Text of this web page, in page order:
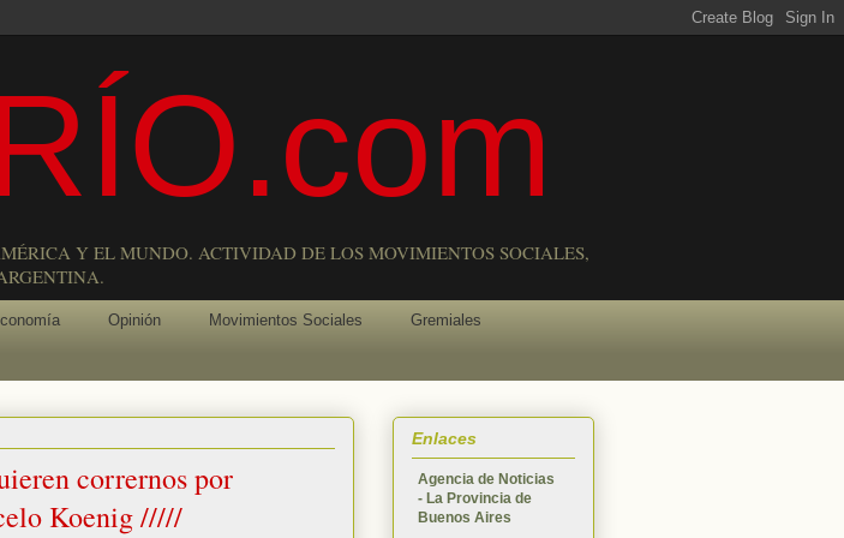
Y EL MUNDO. ACTIVIDAD DE LOS MOVIMIENTOS SOCIALES,
Opinión Movimientos Sociales Gremiales
corrernos por
Koenig /////
Enlaces
Agencia de Noticias
- La Provincia de
Buenos Aires